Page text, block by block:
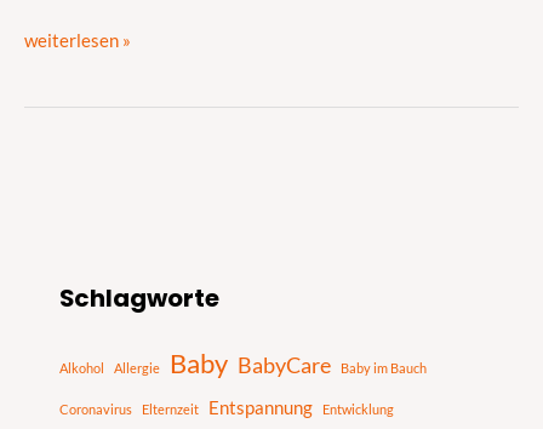
weiterlesen »
Schlagworte
Alkohol Allergie Baby BabyCare Baby im Bauch
Coronavirus Elternzeit Entspannung Entwicklung
u
h
e